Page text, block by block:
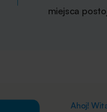
miejsca
Ahoj!